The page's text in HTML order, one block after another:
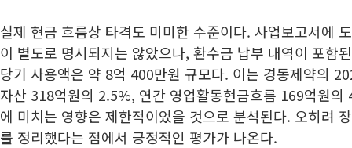
실제 현금 흐름상 타격도 미미한 수준이다. 사업보고서에
이 별도로 명시되지는 않았으나, 환수금 납부 내역이 포함
당기 사용액은 약 8억 400만원 규모다. 이는 경동제약의
자산 318억원의 2.5%, 연간 영업활동현금흐름 169억원의
에 미치는 영향은 제한적이었을 것으로 분석된다. 오히려
를 정리했다는 점에서 긍정적인 평가가 나온다.